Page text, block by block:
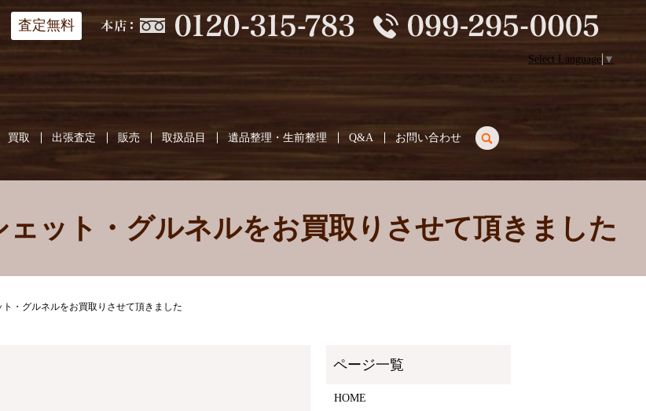
買取 出張査定 販売 取扱品目 遺品整理・生前整理 Q&A お問い合わせ search
査定無料
Select Language ▼
ット・グルネルをお買取りさせて頂きました
・グルネルをお買取りさせて頂きました
HOME